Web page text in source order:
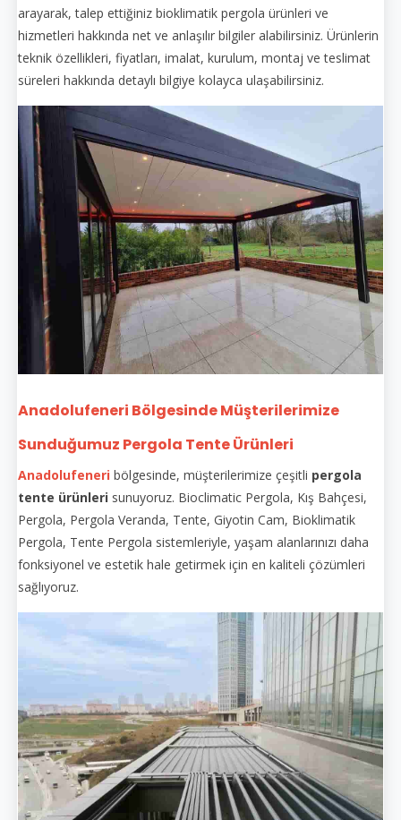
arayarak, talep ettiğiniz bioklimatik pergola ürünleri ve
hizmetleri hakkında net ve anlaşılır bilgiler alabilirsiniz. Ürünlerin
teknik özellikleri, fiyatları, imalat, kurulum, montaj ve teslimat
süreleri hakkında detaylı bilgiye kolayca ulaşabilirsiniz.
Anadolufeneri Bölgesinde Müşterilerimize
Sunduğumuz Pergola Tente Ürünleri
Anadolufeneri bölgesinde, müşterilerimize çeşitli pergola
tente ürünleri sunuyoruz. Bioclimatic Pergola, Kış Bahçesi,
Pergola, Pergola Veranda, Tente, Giyotin Cam, Bioklimatik
Pergola, Tente Pergola sistemleriyle, yaşam alanlarınızı daha
fonksiyonel ve estetik hale getirmek için en kaliteli çözümleri
sağlıyoruz.